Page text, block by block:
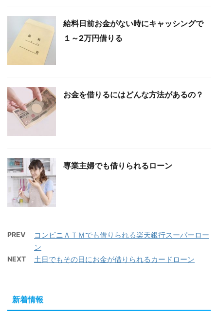
給料日前お金がない時にキャッシングで
１～2万円借りる
お金を借りるにはどんな方法があるの？
専業主婦でも借りられるローン
PREV
コンビニＡＴＭでも借りられる楽天銀行スーパーロー
ン
NEXT 土日でもその日にお金が借りられるカードローン
新着情報